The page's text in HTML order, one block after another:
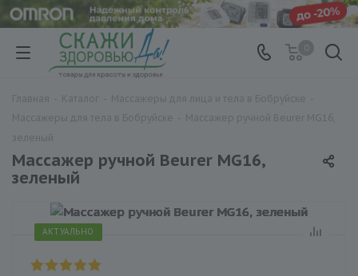
Массажер ручной Beurer MG16,
зеленый
АКТУАЛЬНО